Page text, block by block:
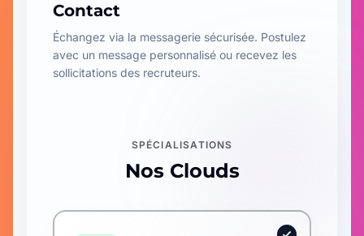
Contact
Échangez via la messagerie sécurisée. Postulez
avec un message personnalisé ou recevez les
sollicitations des recruteurs.
SPÉCIALISATIONS
Nos Clouds